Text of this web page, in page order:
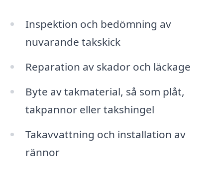
Inspektion och bedömning av
nuvarande takskick
Reparation av skador och läckage
Byte av takmaterial, så som plåt,
takpannor eller takshingel
Takavvattning och installation av
rännor